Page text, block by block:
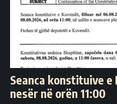
Seanca konstituive e
nesër në orën 11:00